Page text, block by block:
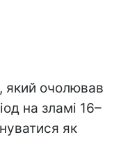
який очолював
на зламі 16–
як